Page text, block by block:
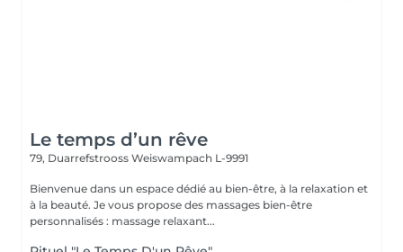
Le temps d’un rêve
79, Duarrefstrooss Weiswampach L-9991
Bienvenue dans un espace dédié au bien-être, à la relaxation et
à la beauté. Je vous propose des massages bien-être
personnalisés : massage relaxant...